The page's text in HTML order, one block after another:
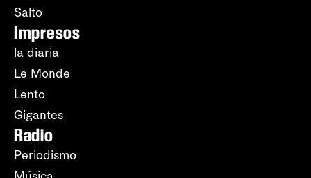
Salto
Impresos
la diaria
Le Monde
Lento
Gigantes
Radio
Periodismo